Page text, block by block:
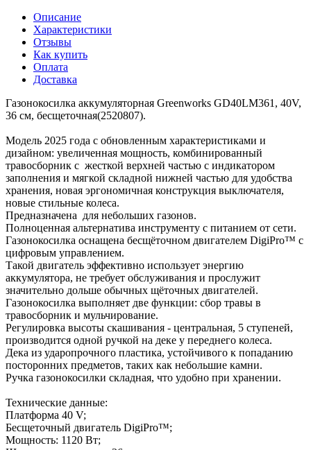
Описание
Характеристики
Отзывы
Как купить
Оплата
Доставка
Газонокосилка аккумуляторная Greenworks GD40LM361, 40V,
36 см, бесщеточная(2520807).
Модель 2025 года с обновленным характеристиками и
дизайном: увеличенная мощность, комбинированный
травосборник с жесткой верхней частью с индикатором
заполнения и мягкой складной нижней частью для удобства
хранения, новая эргономичная конструкция выключателя,
новые стильные колеса.
Предназначена для небольших газонов.
Полноценная альтернатива инструменту с питанием от сети.
Газонокосилка оснащена бесщёточном двигателем DigiPro™ с
цифровым управлением.
Такой двигатель эффективно использует энергию
аккумулятора, не требует обслуживания и прослужит
значительно дольше обычных щёточных двигателей.
Газонокосилка выполняет две функции: сбор травы в
травосборник и мульчирование.
Регулировка высоты скашивания - центральная, 5 ступеней,
производится одной ручкой на деке у переднего колеса.
Дека из ударопрочного пластика, устойчивого к попаданию
посторонних предметов, таких как небольшие камни.
Ручка газонокосилки складная, что удобно при хранении.
Технические данные:
Платформа 40 V;
Бесщеточный двигатель DigiPro™;
Мощность: 1120 Вт;